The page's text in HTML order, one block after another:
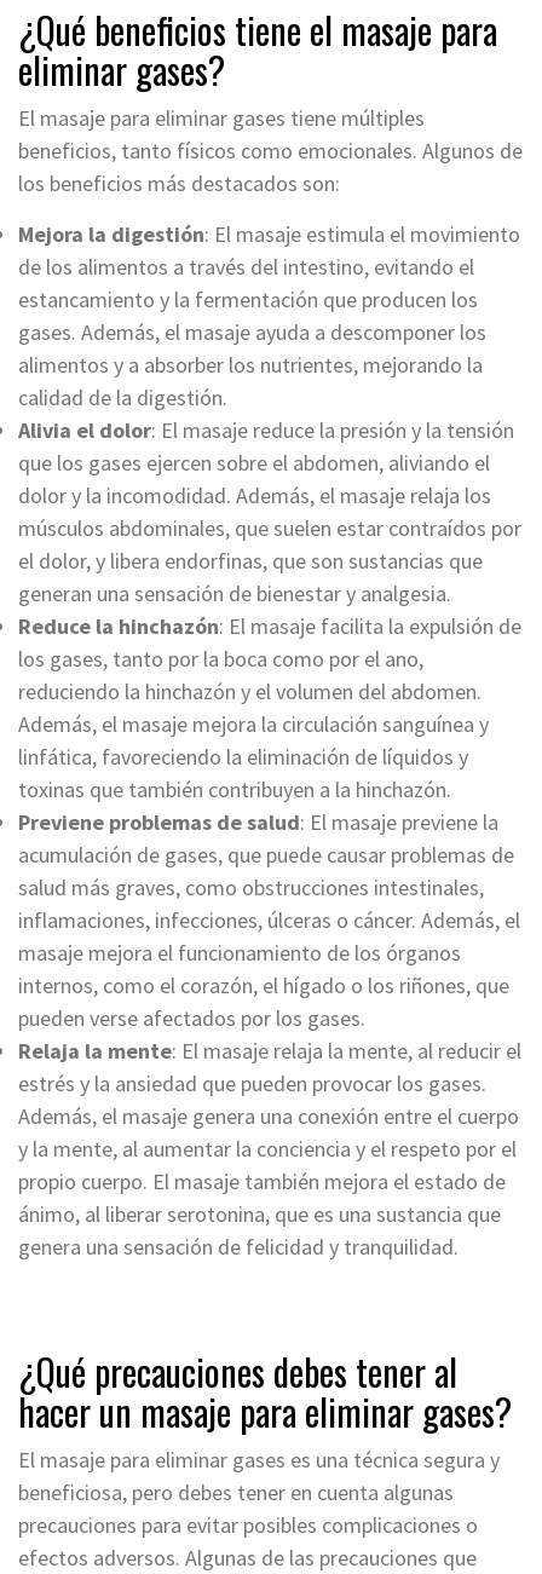
¿Qué beneficios tiene el masaje para
eliminar gases?
El masaje para eliminar gases tiene múltiples
beneficios, tanto físicos como emocionales. Algunos de
los beneficios más destacados son:
Mejora la digestión: El masaje estimula el movimiento
de los alimentos a través del intestino, evitando el
estancamiento y la fermentación que producen los
gases. Además, el masaje ayuda a descomponer los
alimentos y a absorber los nutrientes, mejorando la
calidad de la digestión.
Alivia el dolor: El masaje reduce la presión y la tensión
que los gases ejercen sobre el abdomen, aliviando el
dolor y la incomodidad. Además, el masaje relaja los
músculos abdominales, que suelen estar contraídos por
el dolor, y libera endorfinas, que son sustancias que
generan una sensación de bienestar y analgesia.
Reduce la hinchazón: El masaje facilita la expulsión de
los gases, tanto por la boca como por el ano,
reduciendo la hinchazón y el volumen del abdomen.
Además, el masaje mejora la circulación sanguínea y
linfática, favoreciendo la eliminación de líquidos y
toxinas que también contribuyen a la hinchazón.
Previene problemas de salud: El masaje previene la
acumulación de gases, que puede causar problemas de
salud más graves, como obstrucciones intestinales,
inflamaciones, infecciones, úlceras o cáncer. Además, el
masaje mejora el funcionamiento de los órganos
internos, como el corazón, el hígado o los riñones, que
pueden verse afectados por los gases.
Relaja la mente: El masaje relaja la mente, al reducir el
estrés y la ansiedad que pueden provocar los gases.
Además, el masaje genera una conexión entre el cuerpo
y la mente, al aumentar la conciencia y el respeto por el
propio cuerpo. El masaje también mejora el estado de
ánimo, al liberar serotonina, que es una sustancia que
genera una sensación de felicidad y tranquilidad.
¿Qué precauciones debes tener al
hacer un masaje para eliminar gases?
El masaje para eliminar gases es una técnica segura y
beneficiosa, pero debes tener en cuenta algunas
precauciones para evitar posibles complicaciones o
efectos adversos. Algunas de las precauciones que